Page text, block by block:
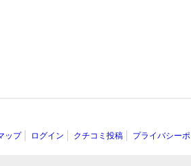
ップ ログイン クチコミ投稿 プライバシー